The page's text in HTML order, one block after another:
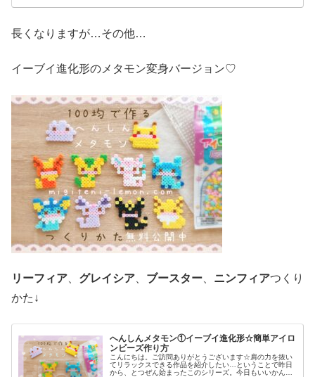
長くなりますが…その他…
イーブイ進化形のメタモン変身バージョン♡
リーフィア グレイシア ブースター ニンフィアつくり
かた↓
へんしんメタモン①イーブイ進化形☆簡単アイロ
ンビーズ作り方
こんにちは。ご訪問ありがとうございます☆肩の力を抜い
てリラックスできる作品を紹介したい…ということで昨日
から、とつぜん始まったこのシリーズ。今日もいいかんじ